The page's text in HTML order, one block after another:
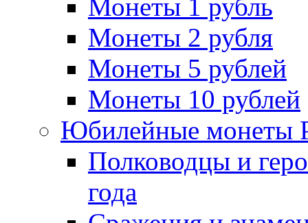
Монеты 1 рубль
Монеты 2 рубля
Монеты 5 рублей
Монеты 10 рублей
Юбилейные монеты
Полководцы и
года